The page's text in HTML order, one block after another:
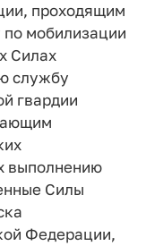
проходящим
мобилизации
Силах
службу
гвардии
выполнению
Силы
Федерации,